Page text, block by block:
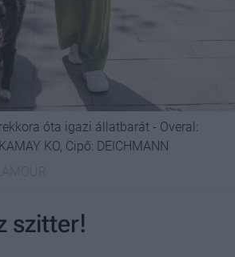
óta igazi állatbarát - Overal:
KO, Cipő: DEICHMANN
szitter!